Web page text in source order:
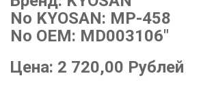
No KYOSAN: MP-458
No OEM: MD003106"
Цена: 2 720,00 Рублей